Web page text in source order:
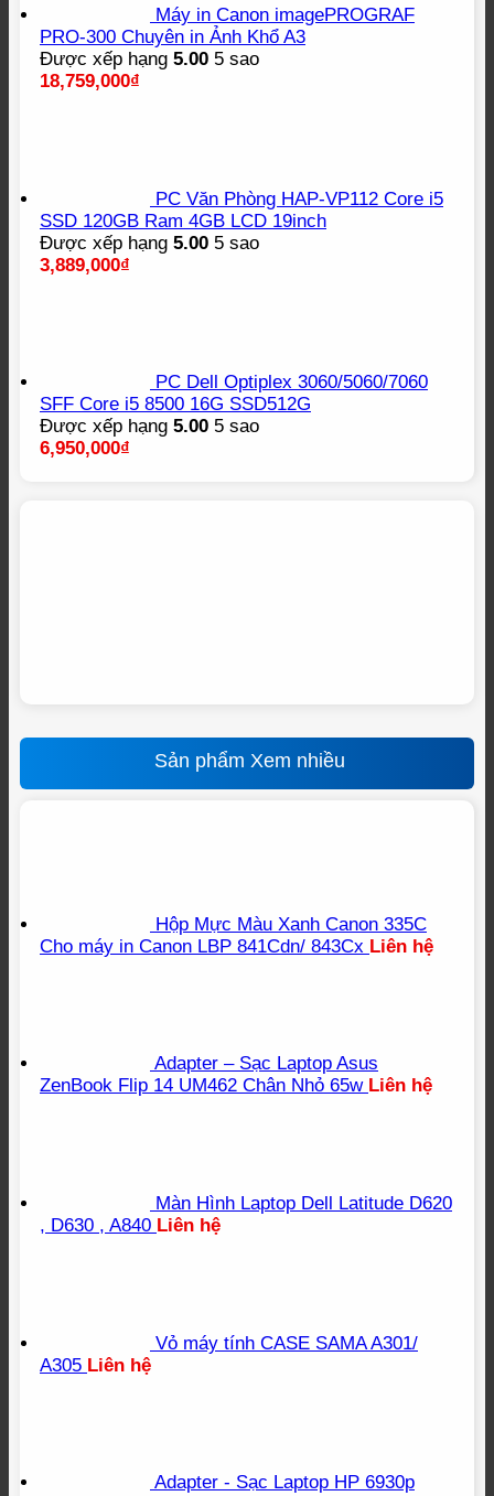
Máy in Canon imagePROGRAF
PRO-300 Chuyên in Ảnh Khổ A3
Được xếp hạng 5.00 5 sao
18,759,000₫
PC Văn Phòng HAP-VP112 Core i5
SSD 120GB Ram 4GB LCD 19inch
Được xếp hạng 5.00 5 sao
3,889,000₫
PC Dell Optiplex 3060/5060/7060
SFF Core i5 8500 16G SSD512G
Được xếp hạng 5.00 5 sao
6,950,000₫
Sản phẩm Xem nhiều
Hộp Mực Màu Xanh Canon 335C
Cho máy in Canon LBP 841Cdn/ 843Cx Liên hệ
Adapter – Sạc Laptop Asus
ZenBook Flip 14 UM462 Chân Nhỏ 65w Liên hệ
Màn Hình Laptop Dell Latitude D620
, D630 , A840 Liên hệ
Vỏ máy tính CASE SAMA A301/
A305 Liên hệ
Adapter - Sạc Laptop HP 6930p